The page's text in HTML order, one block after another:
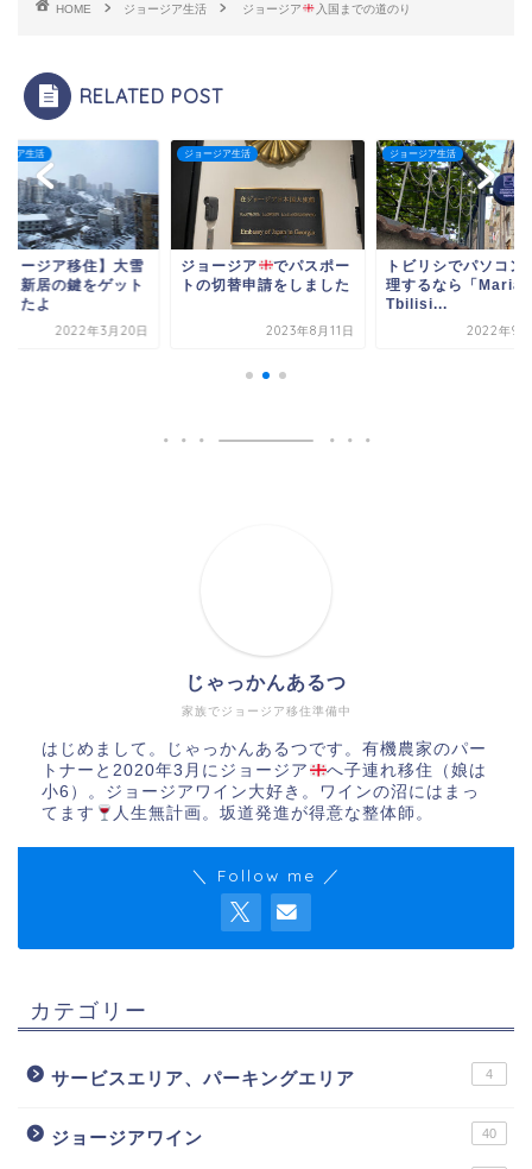
HOME ジョージア生活 ジョージア 入国までの道のり
RELATED POST
ジア生活
ョージア移住】大雪
、新居の鍵をゲット
きたよ
2022年3月20日
ジョージア生活
ジョージア
でパスポー
トの切替申請をしました
2023年8月11日
ジョージア生活
トビリシでパソコン
理するなら「
Tbilisi...
2022年9
家族でジョージア移住準備中
じゃっかんあるつ
はじめまして。じゃっかんあるつです。有機農家のパー
トナーと2020年3月にジョージア
へ子連れ移住（娘は
小6）。ジョージアワイン大好き。ワインの沼にはまっ
てます
人生無計画。坂道発進が得意な整体師。
＼ Follow me ／
カテゴリー
サービスエリア、パーキングエリア 4
ジョージアワイン 40